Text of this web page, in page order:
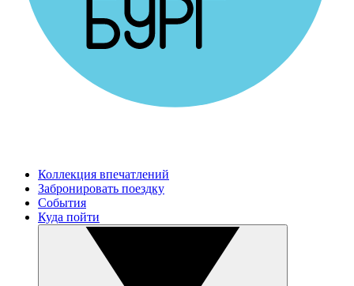
Коллекция впечатлений
Забронировать поездку
События
Куда пойти